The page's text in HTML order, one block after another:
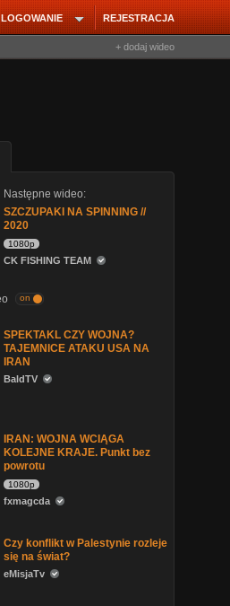
REJESTRACJA
LOGOWANIE
+ dodaj wideo
Następne wideo:
SZCZUPAKI NA SPINNING //
2020
1080p
CK FISHING TEAM
on
SPEKTAKL CZY WOJNA?
TAJEMNICE ATAKU USA NA
IRAN
BaldTV
IRAN: WOJNA WCIĄGA
KOLEJNE KRAJE. Punkt bez
powrotu
1080p
fxmagcda
Czy konflikt w Palestynie rozleje
się na świat?
eMisjaTv